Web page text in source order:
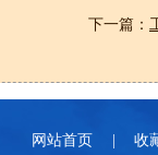
下一篇：